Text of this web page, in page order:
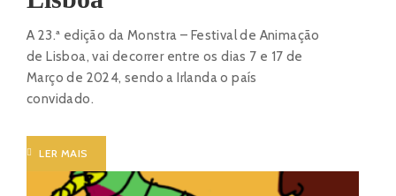
A 23.ª edição da Monstra – Festival de Animação
de Lisboa, vai decorrer entre os dias 7 e 17 de
Março de 2024, sendo a Irlanda o país
convidado.
LER MAIS